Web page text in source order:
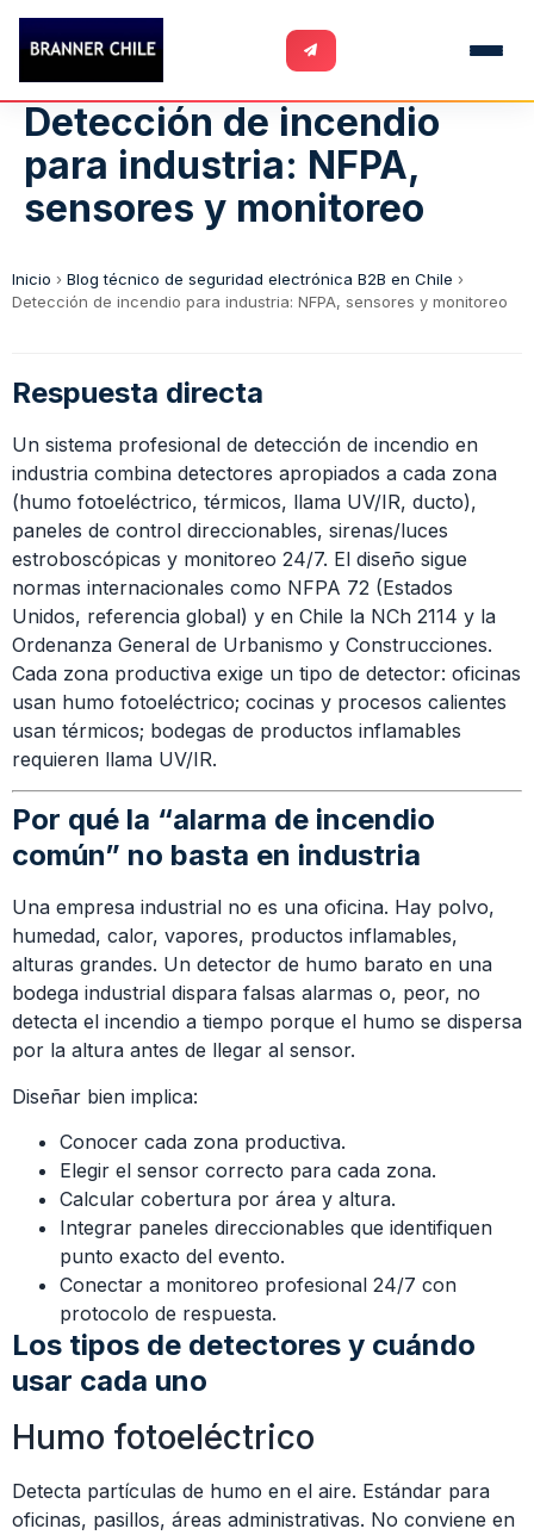
Detección de incendio
para industria: NFPA,
sensores y monitoreo
Inicio › Blog técnico de seguridad electrónica B2B en Chile ›
Detección de incendio para industria: NFPA, sensores y monitoreo
Respuesta directa
Un sistema profesional de detección de incendio en
industria combina detectores apropiados a cada zona
(humo fotoeléctrico, térmicos, llama UV/IR, ducto),
paneles de control direccionables, sirenas/luces
estroboscópicas y monitoreo 24/7. El diseño sigue
normas internacionales como NFPA 72 (Estados
Unidos, referencia global) y en Chile la NCh 2114 y la
Ordenanza General de Urbanismo y Construcciones.
Cada zona productiva exige un tipo de detector: oficinas
usan humo fotoeléctrico; cocinas y procesos calientes
usan térmicos; bodegas de productos inflamables
requieren llama UV/IR.
Por qué la “alarma de incendio
común” no basta en industria
Una empresa industrial no es una oficina. Hay polvo,
humedad, calor, vapores, productos inflamables,
alturas grandes. Un detector de humo barato en una
bodega industrial dispara falsas alarmas o, peor, no
detecta el incendio a tiempo porque el humo se dispersa
por la altura antes de llegar al sensor.
Diseñar bien implica:
Conocer cada zona productiva.
Elegir el sensor correcto para cada zona.
Calcular cobertura por área y altura.
Integrar paneles direccionables que identifiquen
punto exacto del evento.
Conectar a monitoreo profesional 24/7 con
protocolo de respuesta.
Los tipos de detectores y cuándo
usar cada uno
Humo fotoeléctrico
Detecta partículas de humo en el aire. Estándar para
oficinas, pasillos, áreas administrativas. No conviene en